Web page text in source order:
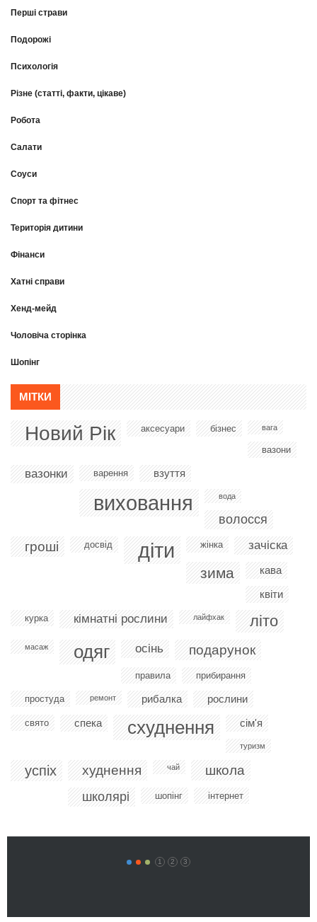
Перші страви
Подорожі
Психологія
Різне (статті, факти, цікаве)
Робота
Салати
Соуси
Спорт та фітнес
Територія дитини
Фінанси
Хатні справи
Хенд-мейд
Чоловіча сторінка
Шопінг
МІТКИ
Новий Рік аксесуари бізнес вага
вазони
вазонки варення взуття
виховання вода
волосся
гроші досвід діти жінка зачіска
зима
кава
квіти
курка кімнатні рослини лайфхак літо
масаж одяг осінь подарунок
правила прибирання
простуда ремонт рибалка рослини
свято спека схуднення сім'я
туризм
успіх худнення чай школа
школярі шопінг інтернет
1 2 3